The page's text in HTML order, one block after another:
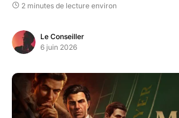
2 minutes de lecture environ
Le Conseiller
6 juin 2026